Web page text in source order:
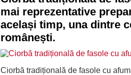
mai reprezentative
același timp, una dintre
românești.
Ciorbă tradițională de fasole cu